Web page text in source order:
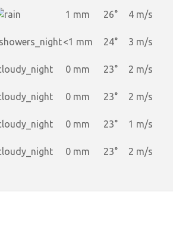
1 mm 26°
4 m/s
<1 mm 24°
3 m/s
0 mm 23°
2 m/s
0 mm 23°
2 m/s
0 mm 23°
1 m/s
0 mm 23° 2 m/s